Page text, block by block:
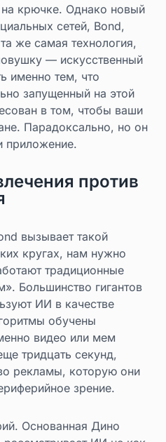
крючке. Однако новый
сетей, Bond,
же самая технология,
— искусственный
именно тем, что
запущенный на этой
в том, чтобы ваши
Парадоксально, но он
приложение.
против
вызывает такой
кругах, нам нужно
традиционные
Большинство гигантов
ИИ в качестве
обучены
видео или мем
тридцать секунд,
рекламы, которую они
зрение.
Основанная Дино